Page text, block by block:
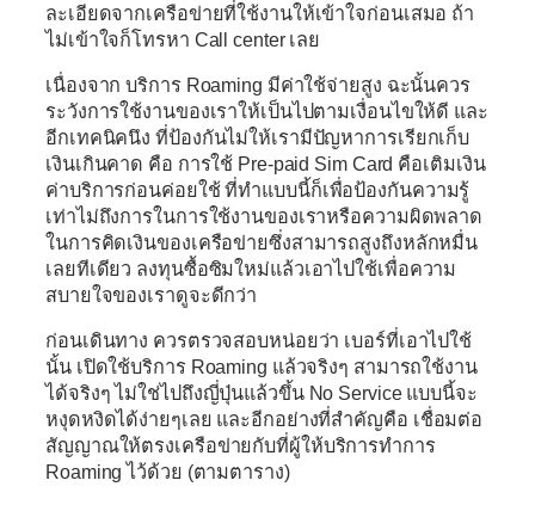
ละเอียดจากเครือข่ายที่ใช้งานให้เข้าใจก่อนเสมอ ถ้า
ไม่เข้าใจก็โทรหา Call center เลย
เนื่องจาก บริการ Roaming มีค่าใช้จ่ายสูง ฉะนั้นควร
ระวังการใช้งานของเราให้เป็นไปตามเงื่อนไขให้ดี และ
อีกเทคนิคนึง ที่ป้องกันไม่ให้เรามีปัญหาการเรียกเก็บ
เงินเกินคาด คือ การใช้ Pre-paid Sim Card คือเติมเงิน
ค่าบริการก่อนค่อยใช้ ที่ทำแบบนี้ก็เพื่อป้องกันความรู้
เท่าไม่ถึงการในการใช้งานของเราหรือความผิดพลาด
ในการคิดเงินของเครือข่ายซึ่งสามารถสูงถึงหลักหมื่น
เลยทีเดียว ลงทุนซื้อซิมใหม่แล้วเอาไปใช้เพื่อความ
สบายใจของเราดูจะดีกว่า
ก่อนเดินทาง ควรตรวจสอบหน่อยว่า เบอร์ที่เอาไปใช้
นั้น เปิดใช้บริการ Roaming แล้วจริงๆ สามารถใช้งาน
ได้จริงๆ ไม่ใช่ไปถึงญี่ปุ่นแล้วขึ้น No Service แบบนี้จะ
หงุดหงิดได้ง่ายๆเลย และอีกอย่างที่สำคัญคือ เชื่อมต่อ
สัญญาณให้ตรงเครือข่ายกับที่ผู้ให้บริการทำการ
Roaming ไว้ด้วย (ตามตาราง)